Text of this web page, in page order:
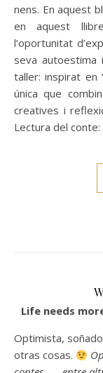
nens. En aquest
en aquest
l’oportunitat
seva
taller: inspirat en
única que
creatives i
Lectura del
Life needs
Optimista,
otras cosas.